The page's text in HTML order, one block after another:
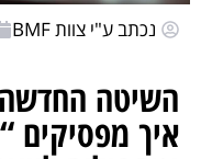
נכתב ע"י צוות BMF
השיטה החדשה
איך מפסיקים